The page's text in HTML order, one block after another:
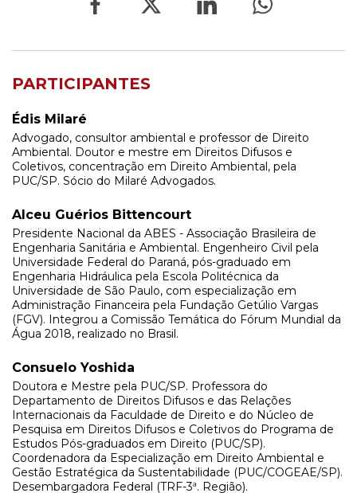
PARTICIPANTES
Édis Milaré
Advogado, consultor ambiental e professor de Direito
Ambiental. Doutor e mestre em Direitos Difusos e
Coletivos, concentração em Direito Ambiental, pela
PUC/SP. Sócio do Milaré Advogados.
Alceu Guérios Bittencourt
Presidente Nacional da ABES - Associação Brasileira de
Engenharia Sanitária e Ambiental. Engenheiro Civil pela
Universidade Federal do Paraná, pós-graduado em
Engenharia Hidráulica pela Escola Politécnica da
Universidade de São Paulo, com especialização em
Administração Financeira pela Fundação Getúlio Vargas
(FGV). Integrou a Comissão Temática do Fórum Mundial da
Água 2018, realizado no Brasil.
Consuelo Yoshida
Doutora e Mestre pela PUC/SP. Professora do
Departamento de Direitos Difusos e das Relações
Internacionais da Faculdade de Direito e do Núcleo de
Pesquisa em Direitos Difusos e Coletivos do Programa de
Estudos Pós-graduados em Direito (PUC/SP).
Coordenadora da Especialização em Direito Ambiental e
Gestão Estratégica da Sustentabilidade (PUC/COGEAE/SP).
Desembargadora Federal (TRF-3ª. Região).